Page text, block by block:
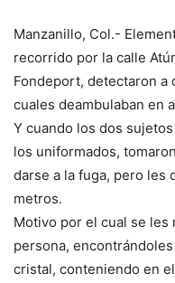
Manzanillo, Col.-
recorrido por la calle
Fondeport, detectaron a
cuales deambulaban en
Y cuando los dos
los uniformados,
darse a la fuga, pero les
metros.
Motivo por el cual se les
persona,
cristal, conteniendo en